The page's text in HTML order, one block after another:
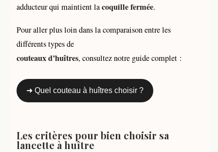
adducteur qui maintient lacoquille fermée.
Pour aller plus loin dans la comparaison entre les
différents types de
couteaux d’huîtres, consultez notre guide complet :
➜ Quel couteau à huîtres choisir ?
Les critères pour bien choisir sa
lancette à huître